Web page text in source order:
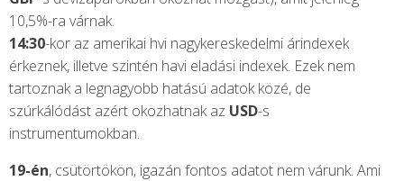
10,5%-ra várnak.
14:30-kor az amerikai hvi nagykereskedelmi árindexek
érkeznek, illetve szintén havi eladási indexek. Ezek nem
tartoznak a legnagyobb hatású adatok közé, de
szúrkálódást azért okozhatnak az USD-s
instrumentumokban.
19-én, csütörtökön, igazán fontos adatot nem várunk. Ami